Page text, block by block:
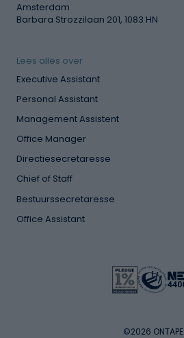
Amsterdam
Barbara Strozzilaan 201, 1083 HN
Lees alles over
Executive Assistant
Personal Assistant
Management Assistent
Office Manager
Directiesecretaresse
Chief of Staff
Bestuurssecretaresse
Office Assistant
©2026 ONTAPE